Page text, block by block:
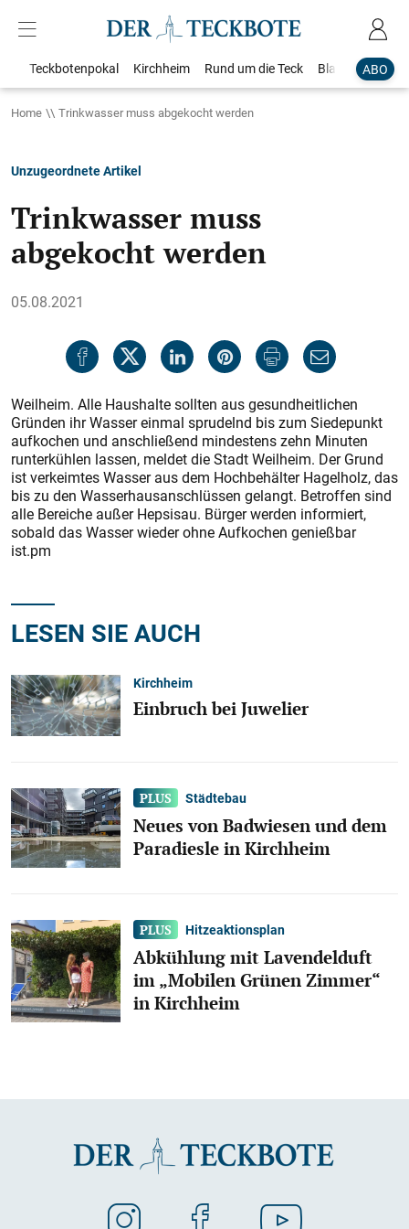
ABO
Teckbotenpokal Kirchheim Rund um die Teck Blaulicht
Home Trinkwasser muss abgekocht werden
Unzugeordnete Artikel
Trinkwasser muss
abgekocht werden
05.08.2021
Weilheim. Alle Haushalte sollten aus gesundheitlichen
Gründen ihr Wasser einmal sprudelnd bis zum Siedepunkt
aufkochen und anschließend mindestens zehn Minuten
runterkühlen lassen, meldet die Stadt Weilheim. Der Grund
ist verkeimtes Wasser aus dem Hochbehälter Hagelholz, das
bis zu den Wasserhausanschlüssen gelangt. Betroffen sind
alle Bereiche außer Hepsisau. Bürger werden informiert,
sobald das Wasser wieder ohne Aufkochen genießbar
ist.pm
LESEN SIE AUCH
Kirchheim
Einbruch bei Juwelier
Städtebau
Neues von Badwiesen und dem
Paradiesle in Kirchheim
Hitzeaktionsplan
Abkühlung mit Lavendelduft
im „Mobilen Grünen Zimmer“
in Kirchheim